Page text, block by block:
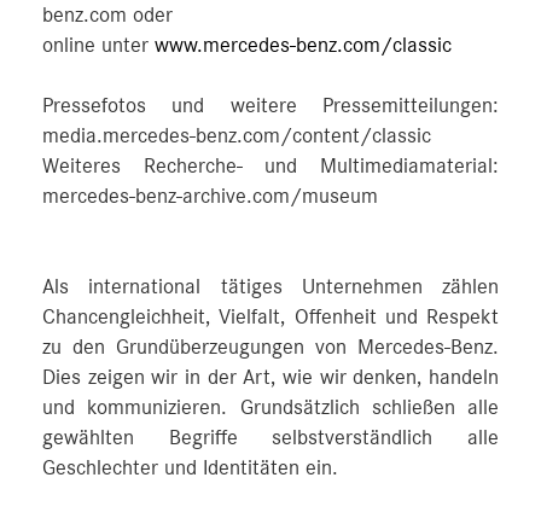
benz.com oder
online unter www.mercedes-benz.com/classic
Pressefotos und weitere Pressemitteilungen:
media.mercedes-benz.com/content/classic
Weiteres Recherche- und Multimediamaterial:
mercedes-benz-archive.com/museum
Als international tätiges Unternehmen zählen
Chancengleichheit, Vielfalt, Offenheit und Respekt
zu den Grundüberzeugungen von Mercedes-Benz.
Dies zeigen wir in der Art, wie wir denken, handeln
und kommunizieren. Grundsätzlich schließen alle
gewählten Begriffe selbstverständlich alle
Geschlechter und Identitäten ein.